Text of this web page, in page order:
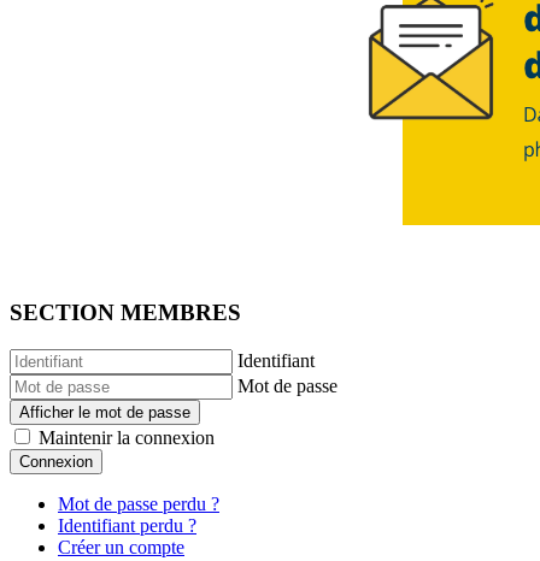
SECTION MEMBRES
Identifiant
Mot de passe
Afficher le mot de passe
Maintenir la connexion
Connexion
Mot de passe perdu ?
Identifiant perdu ?
Créer un compte